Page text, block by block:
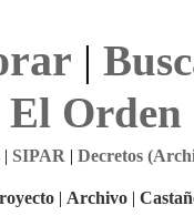
|
El Orden
| SIPAR | Decretos
| Archivo |